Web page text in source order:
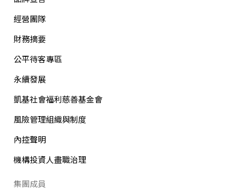
經營團隊
財務摘要
公平待客專區
永續發展
凱基社會福利慈善基金會
風險管理組織與制度
內控聲明
機構投資人盡職治理
集團成員